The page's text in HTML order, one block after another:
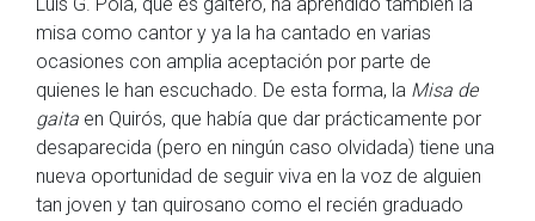
Luis G. Pola, que es gaitero, ha aprendido también la
misa como cantor y ya la ha cantado en varias
ocasiones con amplia aceptación por parte de
quienes le han escuchado. De esta forma, la Misa de
gaita en Quirós, que había que dar prácticamente por
desaparecida (pero en ningún caso olvidada) tiene una
nueva oportunidad de seguir viva en la voz de alguien
tan joven y tan quirosano como el recién graduado